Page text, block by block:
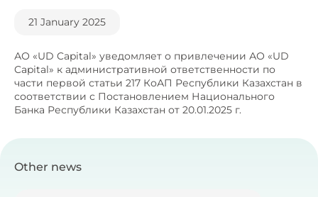
21 January 2025
АО «UD Capital» уведомляет о привлечении АО «UD
Capital» к административной ответственности по
части первой статьи 217 КоАП Республики Казахстан в
соответствии с Постановлением Национального
Банка Республики Казахстан от 20.01.2025 г.
Other news